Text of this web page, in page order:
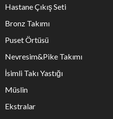
Hastane Çıkış Seti
Bronz Takımı
Puset Örtüsü
Nevresim&Pike Takımı
İsimli Takı Yastığı
Müslin
Ekstralar